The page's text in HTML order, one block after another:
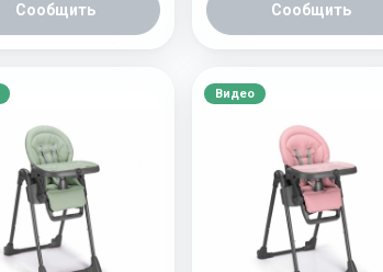
Сообщить Сообщить
Видео